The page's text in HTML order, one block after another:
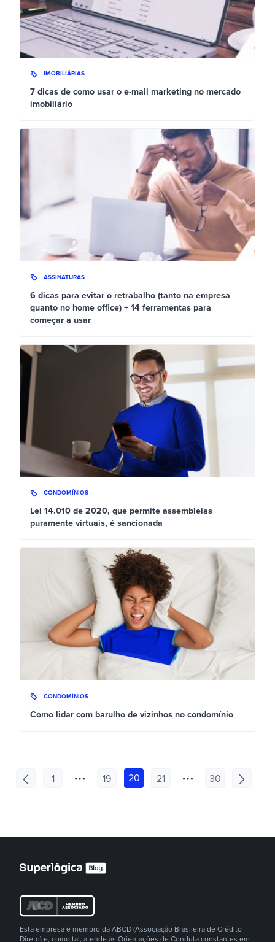
IMOBILIÁRIAS
7 dicas de como usar o e-mail marketing no mercado
imobiliário
ASSINATURAS
6 dicas para evitar o retrabalho (tanto na empresa
quanto no home office) + 14 ferramentas para
começar a usar
CONDOMÍNIOS
Lei 14.010 de 2020, que permite assembleias
puramente virtuais, é sancionada
CONDOMÍNIOS
Como lidar com barulho de vizinhos no condomínio
1 19 20 21 30
Esta empresa é membro da ABCD (Associação Brasileira de Crédito
Direto) e, como tal, atende às Orientações de Conduta constantes em